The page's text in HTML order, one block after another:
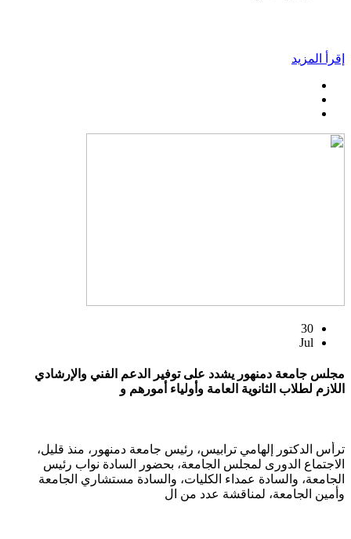
إقرأ المزيد
30
Jul
مجلس جامعة دمنهور يشدد على توفير الدعم الفني والإرشادي
اللازم لطلاب الثانوية العامة وأولياء أمورهم و
ترأس الدكتور إلهامي ترابيس، رئيس جامعة دمنهور، منذ قليل،
الاجتماع الدورى لمجلس الجامعة، بحضور السادة نواب رئيس
الجامعة، والسادة عمداء الكليات، والسادة مستشاري الجامعة
وأمين الجامعة، لمناقشة عدد من ال